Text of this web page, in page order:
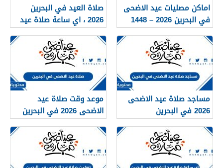
اماكن مصليات عيد الاضحى
في البحرين 2026 – 1448
لجميع المحافظات
صلاة العيد في البحرين
2026 ، اي ساعة صلاة عيد
الاضحى في البحرين
واماكنها
مساجد صلاة عيد الاضحى
2026 في البحرين
موعد وقت صلاة عيد
الاضحى 2026 في البحرين
لجميع المحافظات